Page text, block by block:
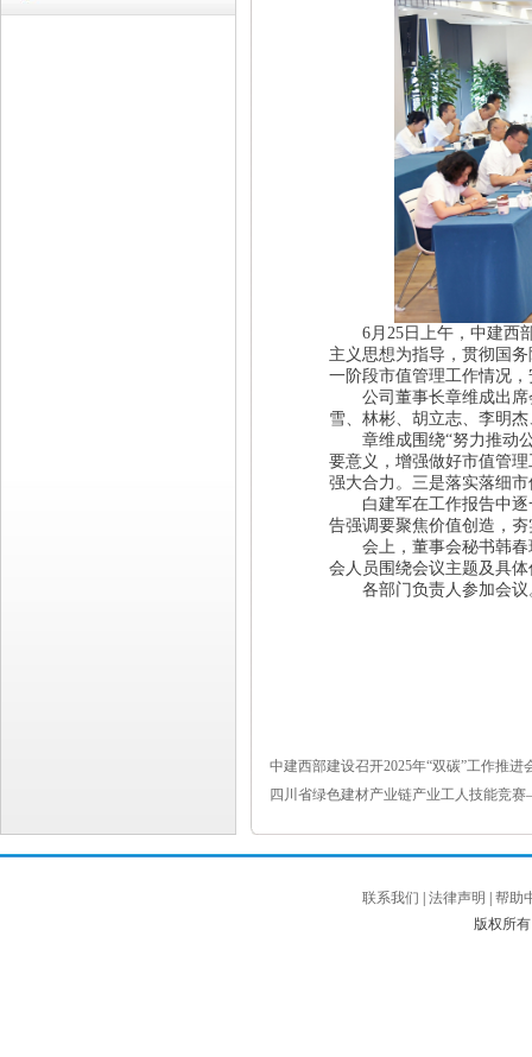
6月25日上午，中建西部
主义思想为指导，贯彻国
一阶段市值管理工作情况
公司董事长章维成出席
雪、林彬、胡立志、李明
章维成围绕“努力推动公
要意义，增强做好市值管
强大合力。 三是落实落细
白建军在工作报告中逐一
告强调要聚焦价值创造，
会上，董事会秘书韩春
会人员围绕会议主题及具
各部门负责人参加会议
中建西部建设召开2025年“双碳”工作推进
四川省绿色建材产业链产业工人技能竞
联系我们 法律声明
帮助
版权所